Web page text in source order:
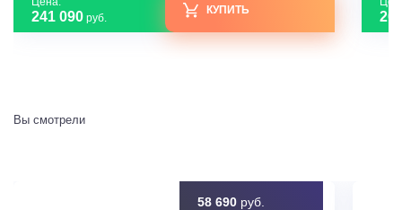
241 090 руб.
КУПИТЬ
Вы смотрели
58 690 руб.